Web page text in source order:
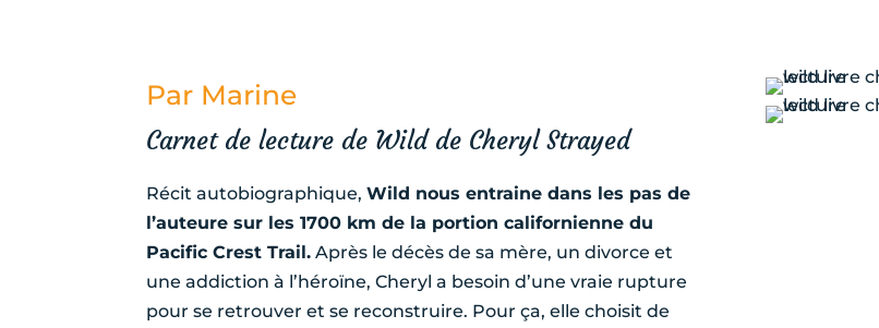
Par Marine
Carnet de lecture de Wild de Cheryl Strayed
Récit autobiographique,Wild nous entraine dans les pas de
l’auteure sur les 1700 km de la portion californienne du
Pacific Crest Trail. Après le décès de sa mère, un divorce et
une addiction à l’héroïne, Cheryl a besoin d’une vraie rupture
pour se retrouver et se reconstruire. Pour ça, elle choisit de